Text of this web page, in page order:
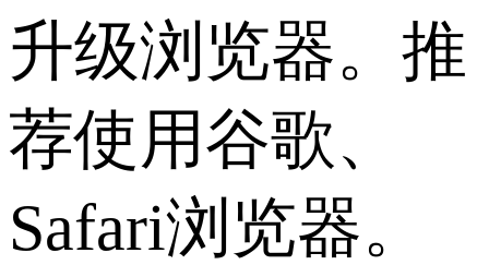
升级浏览器。推
荐使用谷歌、
Safari浏览器。